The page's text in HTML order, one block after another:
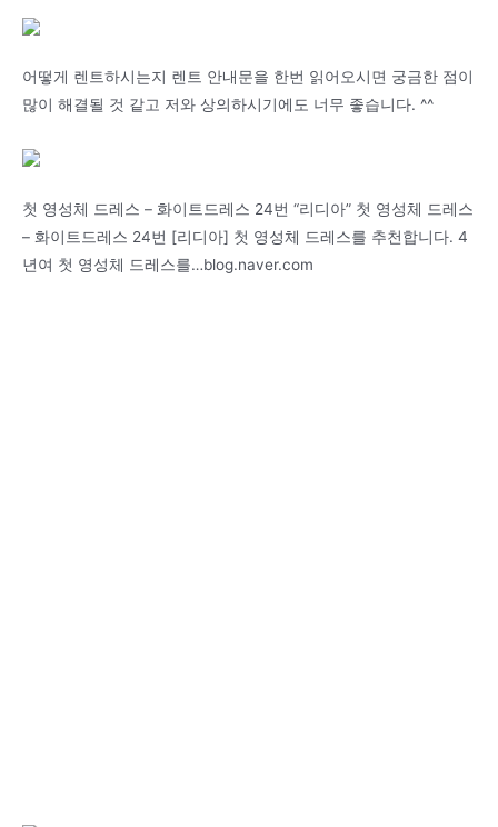
어떻게 렌트하시는지 렌트 안내문을 한번 읽어오시면 궁금한 점이
많이 해결될 것 같고 저와 상의하시기에도 너무 좋습니다. ^^
첫 영성체 드레스 – 화이트드레스 24번 “리디아” 첫 영성체 드레스
– 화이트드레스 24번 [리디아] 첫 영성체 드레스를 추천합니다. 4
년여 첫 영성체 드레스를…blog.naver.com